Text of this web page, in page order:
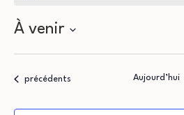
À venir
Sélectionnez
Évènements
précédents Aujourd’hui